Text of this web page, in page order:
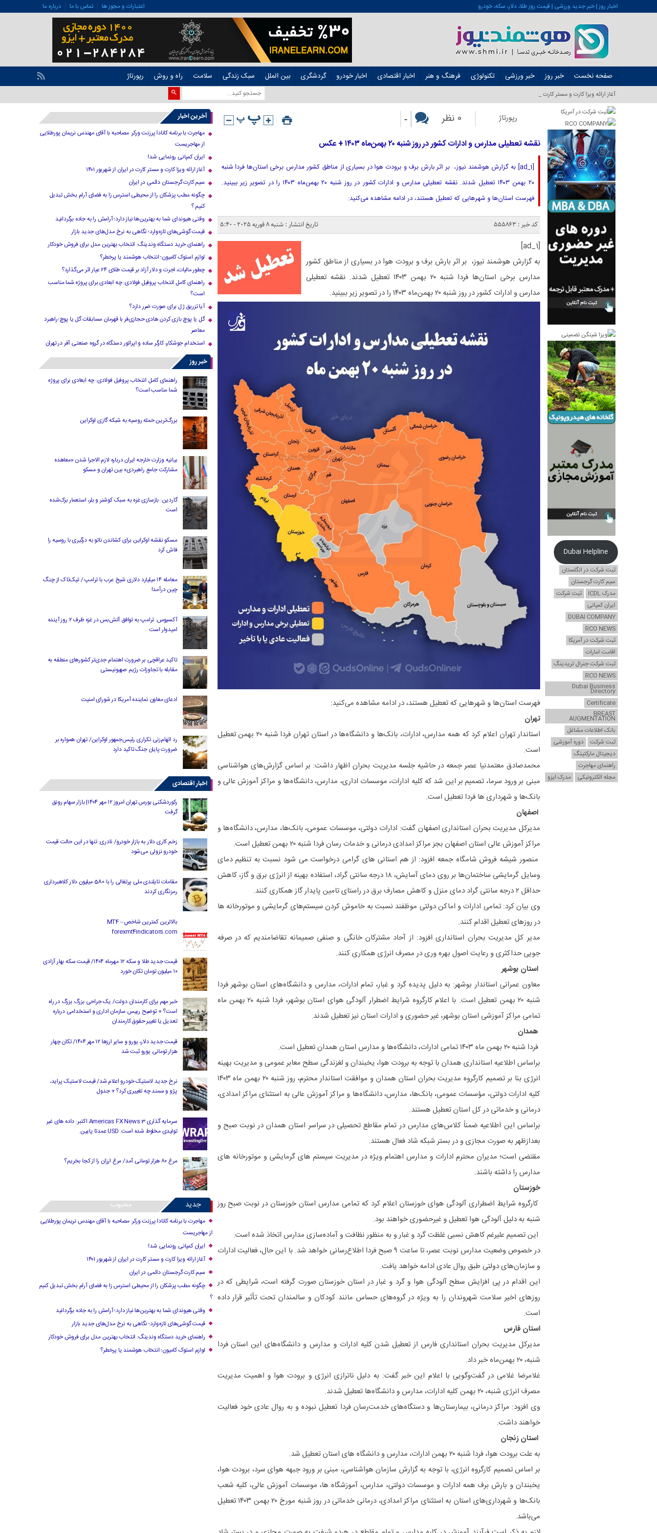
اخبار روز | خبر جدید ورزشی | قیمت روز طلا، دلار، سکه، خودرو اعتبارات و مجوز ها تماس با ما درباره ما
صفحه نخست خبر روز خبر ورزشی تکنولوژی فرهنگ و هنر اخبار اقتصادی اخبار خودرو گردشگری بین الملل سبک زندگی سلامت راه و روش رپورتاژ
آغاز ارائه ویزا کارت و مستر کارت در ایران از شهریو_
رپورتاژ 0 نظر -
نقشه تعطیلی مدارس و ادارات کشور در روز شنبه ۲۰ بهمن‌ماه ۱۴۰۳ + عکس
[ad_1] به گزارش هوشمند نیوز، بر اثر بارش برف و برودت هوا در بسیاری از مناطق کشور مدارس برخی استان‌ها فردا شنبه
۲۰ بهمن ۱۴۰۳ تعطیل شدند. نقشه تعطیلی مدارس و ادارات کشور در روز شنبه ۲۰ بهمن‌ماه ۱۴۰۳ را در تصویر زیر ببینید.
فهرست استان‌ها و شهر‌هایی که تعطیل هستند، در ادامه مشاهده می‌کنید:
کد خبر : 555863 تاریخ انتشار : شنبه 8 فوریه 2025 - 5:40
[ad_1]
به گزارش هوشمند نیوز، بر اثر بارش برف و برودت هوا در بسیاری از مناطق کشور
مدارس برخی استان‌ها فردا شنبه ۲۰ بهمن ۱۴۰۳ تعطیل شدند. نقشه تعطیلی
مدارس و ادارات کشور در روز شنبه ۲۰ بهمن‌ماه ۱۴۰۳ را در تصویر زیر ببینید.
فهرست استان‌ها و شهر‌هایی که تعطیل هستند، در ادامه مشاهده می‌کنید:
تهران
استاندار تهران اعلام کرد که همه مدارس، ادارات، بانک‌ها و دانشگاه‌ها در استان تهران فردا شنبه ۲۰ بهمن تعطیل
است.
محمدصادق معتمدنیا عصر جمعه در حاشیه جلسه مدیریت بحران اظهار داشت: بر اساس گزارش‌های هواشناسی
مبنی بر ورود سرما، تصمیم بر این شد که کلیه ادارات، موسسات اداری، مدارس، دانشگاه‌ها و مراکز آموزش عالی و
بانک‌ها و شهرداری ها فردا تعطیل است.
اصفهان
مدیرکل مدیریت بحران استانداری اصفهان گفت: ادارات دولتی، موسسات عمومی، بانک‌ها، مدارس، دانشگاه‌ها و
مراکز آموزش عالی استان اصفهان بجز مراکز امدادی درمانی و خدمات رسان فردا شنبه ۲۰ بهمن تعطیل است.
منصور شیشه فروش شامگاه جمعه افزود: از هم استانی های گرامی درخواست می شود نسبت به تنظیم دمای
وسایل گرمایشی ساختمان‌ها بر روی دمای آسایش، ۱۸ درجه سانتی گراد، استفاده بهینه از انرژی برق و گاز، کاهش
حداقل ۲ درجه سانتی گراد دمای منزل و کاهش مصارف برق در راستای تامین پایدار گاز همکاری کنند.
وی بیان کرد: تمامی ادارات و اماکن دولتی موظفند نسبت به خاموش کردن سیستم‌های گرمایشی و موتورخانه ها
در روزهای تعطیل اقدام کنند.
مدیر کل مدیریت بحران استانداری افزود: از آحاد مشترکان خانگی و صنفی صمیمانه تقاضامندیم که در صرفه
جویی حداکثری و رعایت اصول بهره وری در مصرف انرژی همکاری کنند.
استان بوشهر
معاون عمرانی استاندار بوشهر: به دلیل پدیده گرد و غبار، تمام ادارات، مدارس و دانشگاه‌های استان بوشهر فردا
شنبه ۲۰ بهمن تعطیل است. با اعلام کارگروه شرایط اضطرار آلودگی هوای استان بوشهر، فردا شنبه ٢٠ بهمن ماه
تمامی مراکز آموزشی استان بوشهر، غیر حضوری و ادارات استان نیز تعطیل شدند.
همدان
فردا شنبه ۲۰ بهمن ماه ۱۴۰۳ تمامی ادارات، دانشگاه‌ها و مدارس استان همدان تعطیل است.
براساس اطلاعیه استانداری همدان با توجه به برودت هوا، یخبندان و لغزندگی سطح معابر عمومی و مدیریت بهینه
انرژی بنا بر تصمیم کارگروه مدیریت بحران استان همدان و موافقت استاندار محترم، روز شنبه ۲۰ بهمن ماه ۱۴۰۳
کلیه ادارات دولتی، مؤسسات عمومی، بانک‌ها، مدارس، دانشگاه‌ها و مراکز آموزش عالی به استثنای مراکز امدادی،
درمانی و خدماتی در کل استان تعطیل هستند.
براساس این اطلاعیه ضمناً کلاس‌های مدارس در تمام مقاطع تحصیلی در سراسر استان همدان در نوبت صبح و
بعدازظهر به صورت مجازی و در بستر شبکه شاد فعال هستند.
مقتضی است؛ مدیران محترم ادارات و مدارس اهتمام ویژه در مدیریت سیستم های گرمایشی و موتورخانه های
مدارس را داشته باشند.
خوزستان
کارگروه شرایط اضطراری آلودگی هوای خوزستان اعلام کرد که تمامی مدارس استان خوزستان در نوبت صبح روز
شنبه به دلیل آلودگی هوا تعطیل و غیرحضوری خواهند بود.
این تصمیم علیرغم کاهش نسبی غلظت گرد و غبار و به منظور نظافت و آماده‌سازی مدارس اتخاذ شده است.
در خصوص وضعیت مدارس نوبت عصر، تا ساعت ۹ صبح فردا اطلاع‌رسانی خواهد شد. با این حال، فعالیت ادارات
و سازمان‌های دولتی طبق روال عادی ادامه خواهد یافت.
این اقدام در پی افزایش سطح آلودگی هوا و گرد و غبار در استان خوزستان صورت گرفته است، شرایطی که در
روزهای اخیر سلامت شهروندان را به ویژه در گروه‌های حساس مانند کودکان و سالمندان تحت تأثیر قرار داده
است.
استان فارس
مدیرکل مدیریت بحران استانداری فارس از تعطیل شدن کلیه ادارات و مدارس و دانشگاه‌های این استان فردا
شنبه، ۲۰ بهمن‌ماه خبر داد.
غلامرضا غلامی در گفت‌وگویی با اعلام این خبر گفت: به دلیل ناترازی انرژی و برودت هوا و اهمیت مدیریت
مصرف انرژی شنبه، ۲۰ بهمن کلیه ادارات، مدارس و دانشگاه‌ها تعطیل شدند.
وی افزود: مراکز درمانی، بیمارستان‌ها و دستگاه‌های خدمت‌رسان فردا تعطیل نبوده و به روال عادی خود فعالیت
خواهند داشت.
استان زنجان
به علت برودت هوا، فردا شنبه ۲۰ بهمن ادارات، مدارس و دانشگاه‌ های استان تعطیل شد.
بر اساس تصمیم کارگروه انرژی، با توجه به گزارش سازمان هواشناسی، مبنی بر ورود جبهه هوای سرد، برودت هوا،
یخبندان و بارش برف همه ادارات و موسسات دولتی، مدارس، آموزشگاه ها، موسسات آموزش عالی، کلیه شعب
بانک‌ها و شهرداری‌های استان به استثنای مراکز امدادی، درمانی خدماتی در روز شنبه مورخ ۲۰ بهمن ۱۴۰۳ تعطیل
می‌باشد.
Dubai Helpline
ثبت شرکت در انگلستان
سیم کارت گرجستان
مدرک ICDL
ثبت شرکت
ایران کمپانی
DUBAI COMPANY
RCO NEWS
ثبت شرکت در آمریکا
اقامت امارات
ثبت شرکت جنرال تریدینگ
RCO NEWS
Dubai Business
Directory
Certificate
BREAST
AUGMENTATION
بانک اطلاعات مشاغل
ثبت شرکت
دوره آموزشی
دیجیتال مارکتینگ
راهنمای مهاجرت
مجله الکترونیکی
مدرک ایزو
آخرین اخبار
مهاجرت با برنامه کانادا پرزنت ورکر: مصاحبه با آقای مهندس نریمان پورطلایی
از مهاجریست
ایران کمپانی رونمایی شد!
آغاز ارائه ویزا کارت و مستر کارت در ایران از شهریور ۱۴۰۱
سیم کارت گرجستان دائمی در ایران
چگونه مطب پزشکان را از محیطی استرس زا به فضای آرام بخش تبدیل
کنیم ؟
وقتی هیوندای شما به بهترین‌ها نیاز دارد؛ آرامش را به جاده برگردانید
قیمت گوشی‌های تازه‌وارد؛ نگاهی به نرخ مدل‌های جدید بازار
راهنمای خرید دستگاه وندینگ: انتخاب بهترین مدل برای فروش خودکار
لوازم استوک کامیون؛ انتخاب هوشمند یا پرخطر؟
چطور مالیات، اجرت و دلار آزاد بر قیمت طلای ۲۴ عیار اثر می‌گذارد؟
راهنمای کامل انتخاب پروفیل فولادی: چه ابعادی برای پروژه شما مناسب
است؟
آیا تزریق ژل برای صورت ضرر دارد​؟
گل یا پوچ بازی کردن هادی حجازی‌فر با قهرمان مسابقات گل یا پوچ-راهبرد
معاصر
استخدام جوشکار، کارگر ساده و اپراتور دستگاه در گروه صنعتی آفر در تهران
خبر روز
راهنمای کامل انتخاب پروفیل فولادی: چه ابعادی برای پروژه
شما مناسب است؟
بزرگ‌ترین حمله روسیه به شبکه گازی اوکراین
بیانیه وزارت خارجه ایران درباره لازم‌ الاجرا شدن «معاهده
مشارکت جامع راهبردی» بین تهران و مسکو
گاردین: بازسازی غزه به سبک کوشنر و بلر، استعمار بزک‌شده
است
مسکو نقشه اوکراین برای کشاندن ناتو به درگیری با روسیه را
فاش کرد
معامله ۱۴ میلیارد دلاری شیخ عرب با ترامپ / تیک‌تاک از چنگ
چین درآمد!
آکسیوس: ترامپ به توافق آتش‌بس در غزه ظرف ۲ روز آینده
امیدوار است
تاکید عراقچی بر ضرورت اهتمام جدی‌تر کشورهای منطقه به
مقابله با تجاوزات رژیم صهیونیستی
ادعای معاون نماینده آمریکا در شورای امنیت
رد اتهام‌زنی تکراری رئیس‌جمهور اوکراین/ تهران همواره بر
ضرورت پایان جنگ تاکید دارد
اخبار اقتصادی
رکوردشکنی بورس تهران امروز ۱۲ مهر ۱۴۰۴| بازار سهام رونق
گرفت
زخم کاری دلار به بازار خودرو/ نادری: تنها در این حالت قیمت
خودرو نزولی می‌شود
مقامات تایلندی ملی پرتغالی را با 580 میلیون دلار کلاهبرداری
رمزنگاری کردند
بالاترین کمترین شاخص MT4 –
forexmt4indicators.com
قیمت جدید طلا و سکه ۱۲ مهرماه ۱۴۰۴/ قیمت سکه بهار آزادی
۱۰ میلیون تومان تکان خورد
خبر مهم برای کارمندان دولت/ یک جراحی بزرگ بزرگ در راه
است؟ + توضیح رییس سازمان اداری و استخدامی درباره
تعدیل یا تغییر حقوق کارمندان
قیمت جدید دلار، یورو و سایر ارزها ۱۲ مهر ۱۴۰۴/ تکان چهار
هزار تومانی یورو ثبت شد
نرخ جدید لاستیک خودرو اعلام شد/ قیمت لاستیک پراید،
پژو و سمند چه تغییری کرد؟ + جدول
سرمایه گذاری Americas FX News 3 اکتبر: داده های غیر
تولیدی مخلوط شده است. USD عمدتا پایین.
مرغ ۸۰ هزار تومانی آمد/ مرغ ارزان را از کجا بخریم؟
جدید محبوب
مهاجرت با برنامه کانادا پرزنت ورکر: مصاحبه با آقای مهندس نریمان پورطلایی
از مهاجریست
ایران کمپانی رونمایی شد!
آغاز ارائه ویزا کارت و مستر کارت در ایران از شهریور ۱۴۰۱
سیم کارت گرجستان دائمی در ایران
چگونه مطب پزشکان را از محیطی استرس زا به فضای آرام بخش تبدیل کنیم
؟
وقتی هیوندای شما به بهترین‌ها نیاز دارد؛ آرامش را به جاده برگردانید
قیمت گوشی‌های تازه‌وارد؛ نگاهی به نرخ مدل‌های جدید بازار
راهنمای خرید دستگاه وندینگ: انتخاب بهترین مدل برای فروش خودکار
لوازم استوک کامیون؛ انتخاب هوشمند یا پرخطر؟